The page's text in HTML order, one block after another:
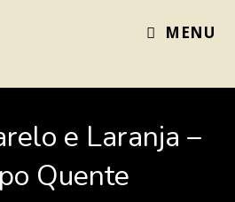
MENU
e Laranja –
Quente